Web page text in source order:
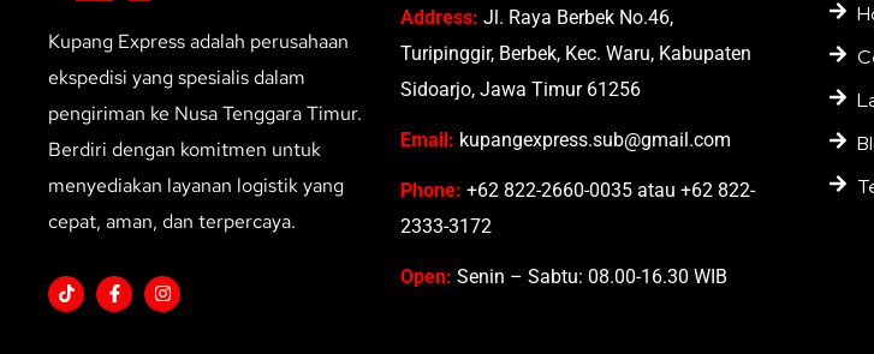
Kupang Express adalah perusahaan
ekspedisi yang spesialis dalam
pengiriman ke Nusa Tenggara Timur.
Berdiri dengan komitmen untuk
menyediakan layanan logistik yang
cepat, aman, dan terpercaya.
Address: Jl. Raya Berbek No.46,
Turipinggir, Berbek, Kec. Waru, Kabupaten
Sidoarjo, Jawa Timur 61256
Email: kupangexpress.sub@gmail.com
Phone: +62 822-2660-0035 atau +62 822-
2333-3172
Open: Senin – Sabtu: 08.00-16.30 WIB